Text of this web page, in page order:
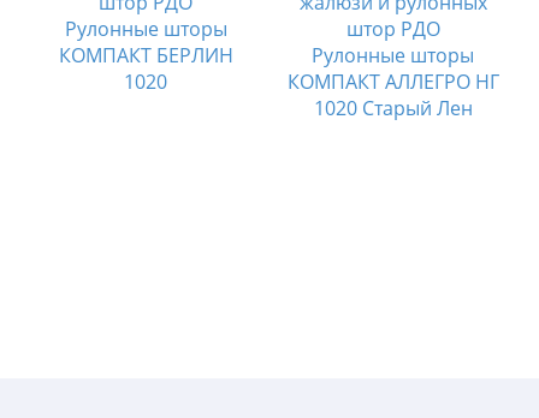
Рулонные шторы
КОМПАКТ БЕРЛИН
1020
Рулонные шторы
КОМПАКТ АЛЛЕГРО НГ
1020 Старый Лен